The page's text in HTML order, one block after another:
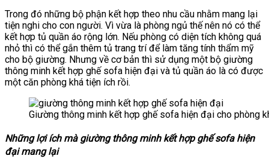
Trong đó những bộ phận kết hợp theo nhu cầu nhằm mang lại
tiện nghi cho con người. Vì vừa là phòng ngủ thế nên nó có thể
kết hợp tủ quần áo rộng lớn. Nếu phòng có diện tích không quá
nhỏ thì có thể gắn thêm tủ trang trí để làm tăng tính thẩm mỹ
cho bộ giường. Nhưng về cơ bản thì sử dụng một bộ giường
thông minh kết hợp ghế sofa hiện đại và tủ quần áo là có được
một căn phòng khá tiện ích rồi.
Giường thông minh kết hợp ghế sofa hiện đại cho phòng
Những lợi ích mà giường thông minh kết hợp ghế sofa hiện
đại mang lại